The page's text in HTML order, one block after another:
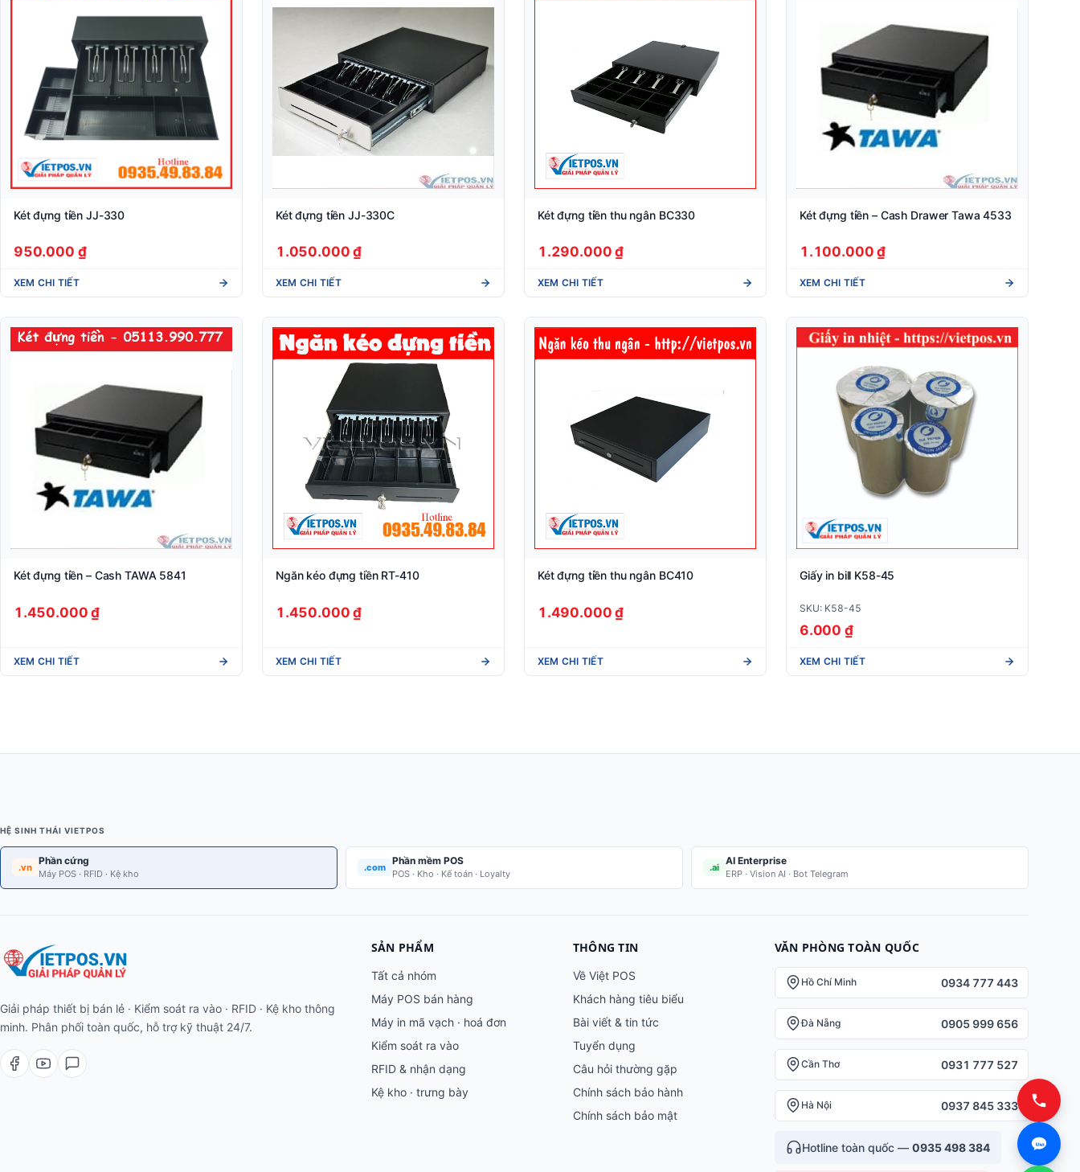
Két đựng tiền JJ-330
950.000 ₫
XEM CHI TIẾT
Két đựng tiền JJ-330C
1.050.000 ₫
XEM CHI TIẾT
Két đựng tiền thu ngân BC330
1.290.000 ₫
XEM CHI TIẾT
Két đựng tiền – Cash Drawer Tawa 4533
1.100.000 ₫
XEM CHI TIẾT
Két đựng tiền – Cash TAWA 5841
1.450.000 ₫
XEM CHI TIẾT
Ngăn kéo đựng tiền RT-410
1.450.000 ₫
XEM CHI TIẾT
Két đựng tiền thu ngân BC410
1.490.000 ₫
XEM CHI TIẾT
Giấy in bill K58-45
SKU: K58-45
6.000 ₫
XEM CHI TIẾT
HỆ SINH THÁI VIETPOS
.vn
Phần cứng
Máy POS · RFID · Kệ kho
.com
Phần mềm POS
POS · Kho · Kế toán · Loyalty
.ai
AI Enterprise
ERP · Vision AI · Bot Telegram
Giải pháp thiết bị bán lẻ · Kiểm soát ra vào · RFID · Kệ kho thông
minh. Phân phối toàn quốc, hỗ trợ kỹ thuật 24/7.
SẢN PHẨM
Tất cả nhóm
Máy POS bán hàng
Máy in mã vạch · hoá đơn
Kiểm soát ra vào
RFID & nhận dạng
Kệ kho · trưng bày
THÔNG TIN
Về Việt POS
Khách hàng tiêu biểu
Bài viết & tin tức
Tuyển dụng
Câu hỏi thường gặp
Chính sách bảo hành
Chính sách bảo mật
VĂN PHÒNG TOÀN QUỐC
Hồ Chí Minh 0934 777 443
Đà Nẵng 0905 999 656
Cần Thơ 0931 777 527
Hà Nội 0937 845 333
Hotline toàn quốc — 0935 498 384